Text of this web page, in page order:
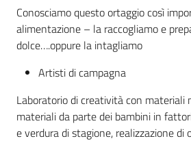
Conosciamo questo ortaggio così
alimentazione – la raccogliamo e
dolce….oppure la intagliamo
Artisti di campagna
Laboratorio di creatività con materiali
materiali da parte dei bambini in
e verdura di stagione, realizzazione